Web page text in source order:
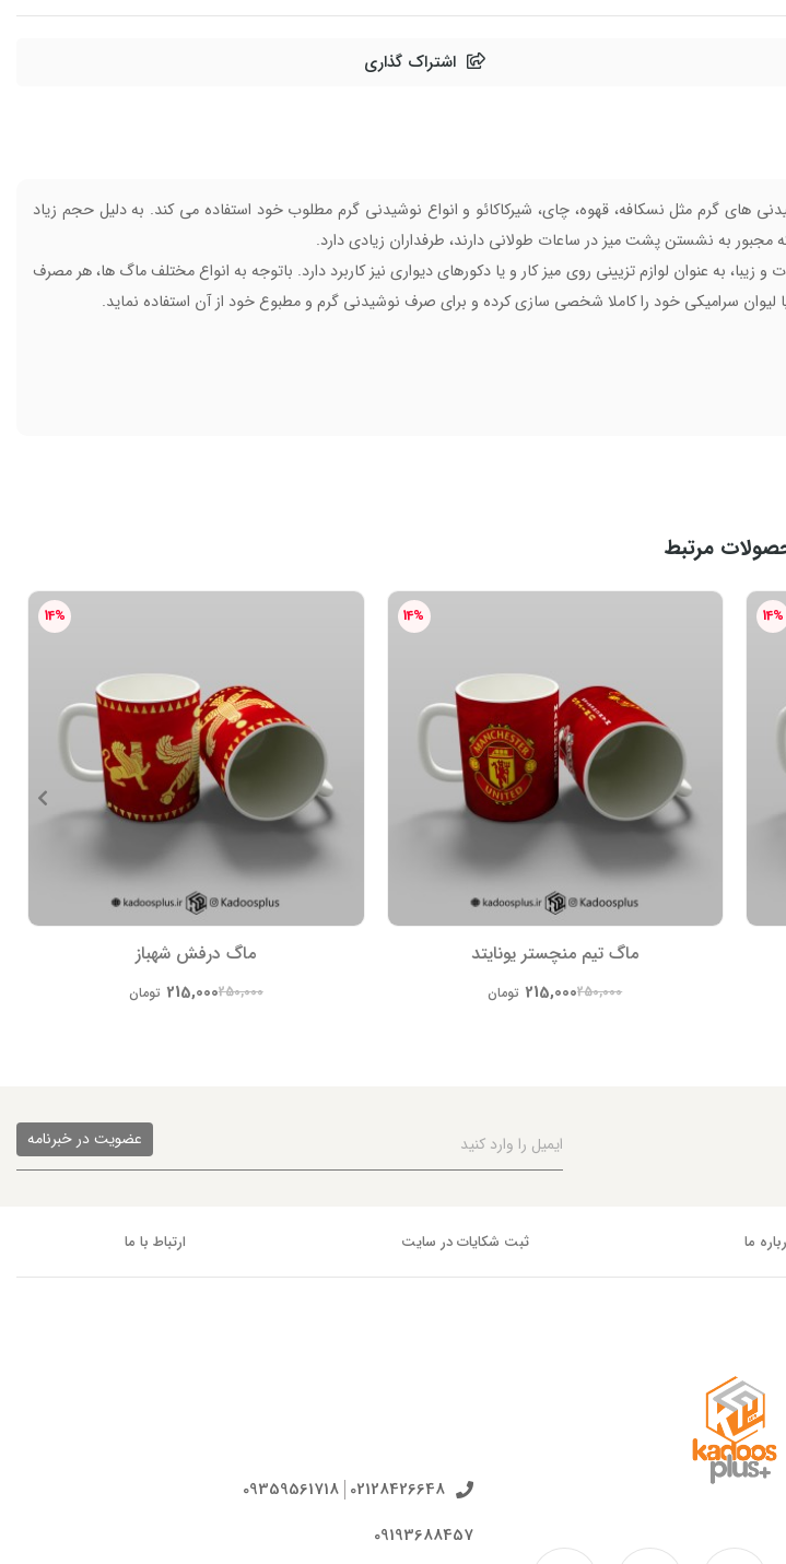
اشتراک گذاری
های گرم مثل نسکافه، قهوه، چای، شیرکاکائو و انواع نوشیدنی گرم مطلوب خود استفاده می کند. به دلیل حجم زیاد
مجبور به نشستن پشت میز در ساعات طولانی دارند، طرفداران زیادی دارد.
به عنوان لوازم تزیینی روی میز کار و یا دکورهای دیواری نیز کاربرد دارد. باتوجه به انواع مختلف ماگ ها، هر مصرف
سرامیکی خود را کاملا شخصی سازی کرده و برای صرف نوشیدنی گرم و مطبوع خود از آن استفاده نماید.
مرتبط
14%
14%
ماگ تیم منچستر یونایتد
250,000
215,000 تومان
14%
ماگ درفش شهباز
250,000
215,000 تومان
عضویت در خبرنامه
ما ثبت شکایات در سایت ارتباط با ما
02128426648
09359561718
09193688457